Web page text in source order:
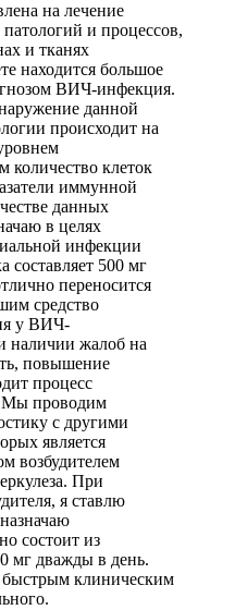
на лечение
и процессов,
и тканях
находится большое
ВИЧ-инфекция.
данной
происходит на
количество клеток
иммунной
данных
в целях
инфекции
составляет 500 мг
переносится
средство
у ВИЧ-
наличии жалоб на
повышение
процесс
Мы проводим
с другими
является
возбудителем
При
я ставлю
состоит из
мг дважды в день.
быстрым клиническим